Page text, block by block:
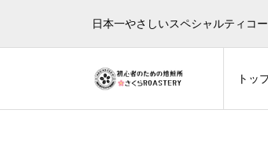
日本一やさしいスペシャルティコ
トッ